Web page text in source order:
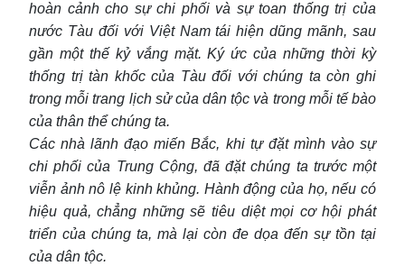
hoàn cảnh cho sự chi phối và sự toan thống trị của
nước Tàu đối với Việt Nam tái hiện dũng mãnh, sau
gần một thế kỷ vắng mặt. Ký ức của những thời kỳ
thống trị tàn khốc của Tàu đối với chúng ta còn ghi
trong mỗi trang lịch sử của dân tộc và trong mỗi tế bào
của thân thể chúng ta.
Các nhà lãnh đạo miến Bắc, khi tự đặt mình vào sự
chi phối của Trung Cộng, đã đặt chúng ta trước một
viễn ảnh nô lệ kinh khủng. Hành động của họ, nếu có
hiệu quả, chẳng những sẽ tiêu diệt mọi cơ hội phát
triển của chúng ta, mà lại còn đe dọa đến sự tồn tại
của dân tộc.